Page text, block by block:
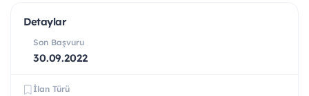
Detaylar
Son Başvuru
30.09.2022
İlan Türü